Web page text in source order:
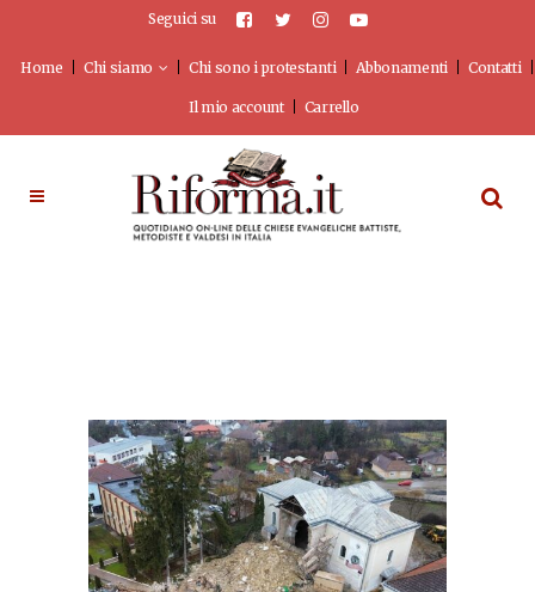
Seguici su
Home Chi siamo Chi sono i protestanti Abbonamenti Contatti
Il mio account Carrello